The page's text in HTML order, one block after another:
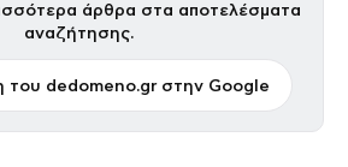
άρθρα στα αποτελέσματα
αναζήτησης.
του dedomeno.gr στην Google